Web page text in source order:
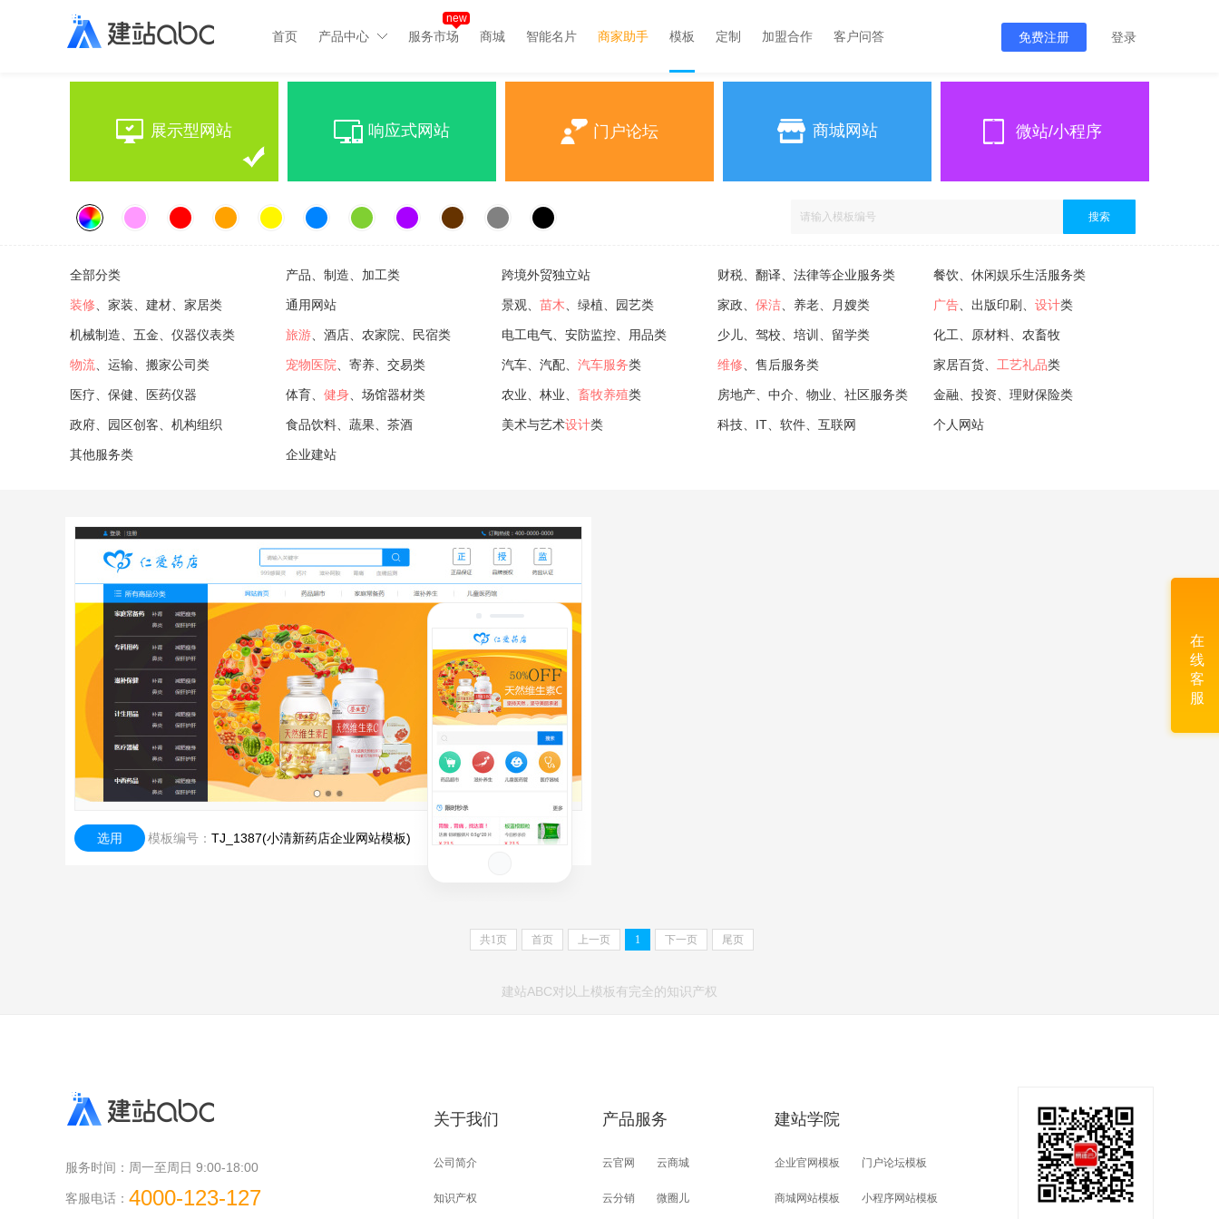
首页 产品中心 服务市场
new
商城 智能名片 商家助手 模板 定制 加盟合作 客户问答 免费注册 登录
展示型网站 响应式网站 门户论坛 商城网站 微站/小程序
搜索
全部分类 产品、制造、加工类 跨境外贸独立站 财税、翻译、法律等企业服务类 餐饮、休闲娱乐生活服务类
装修 、家装、建材、家居类 通用网站 景观、 苗木 、绿植、园艺类 家政、 保洁 、养老、月嫂类 广告 、出版印刷、 设计类
机械制造、五金、仪器仪表类 旅游 、酒店、农家院、民宿类 电工电气、安防监控、用品类 少儿、驾校、培训、留学类 化工、原材料、农畜牧
物流 、运输、搬家公司类 宠物医院 、寄养、交易类 汽车、汽配、 汽车服务类 维修 、售后服务类 家居百货、 工艺礼品类
医疗、保健、医药仪器 体育、 健身 、场馆器材类 农业、林业、 畜牧养殖类 房地产、中介、物业、社区服务类 金融、投资、理财保险类
政府、园区创客、机构组织 食品饮料、蔬果、茶酒 美术与艺术设计类 科技、IT、软件、互联网 个人网站
其他服务类 企业建站
选用 模板编号： TJ_1387(小清新药店企业网站模板)
共1页 首页 上一页 1 下一页 尾页
建站ABC对以上模板有完全的知识产权
服务时间： 周一至周日 9:00-18:00
客服电话： 4000-123-127
关于我们
公司简介
知识产权
产品服务
云官网 云商城
云分销 微圈儿
建站学院
企业官网模板 门户论坛模板
商城网站模板 小程序网站模板
在
线
客
服